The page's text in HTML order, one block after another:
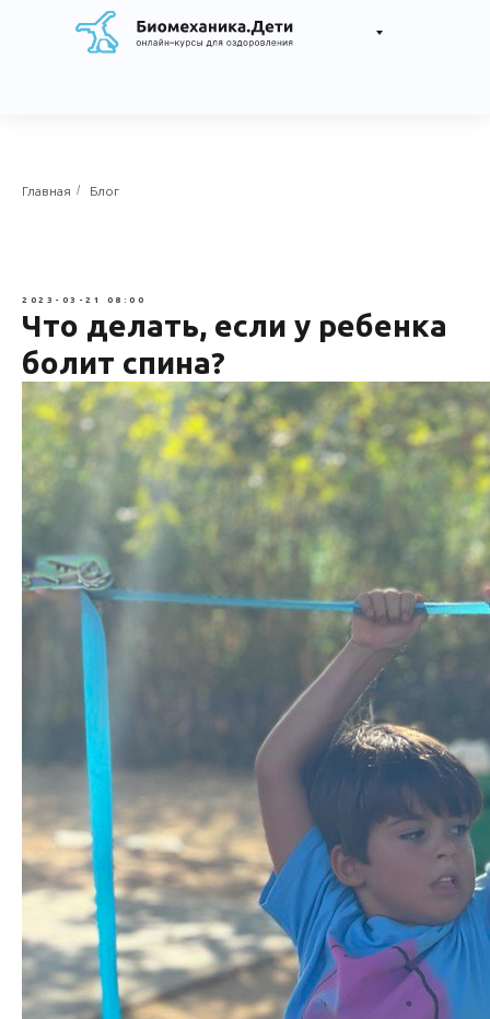
Главная / Блог
2023-03-21 08:00
Что делать, если у ребенка
болит спина?